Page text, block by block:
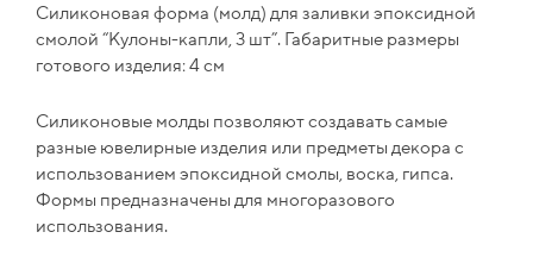
Силиконовая форма (молд) для заливки эпоксидной
смолой “Кулоны-капли, 3 шт”. Габаритные размеры
готового изделия: 4 см
Силиконовые молды позволяют создавать самые
разные ювелирные изделия или предметы декора с
использованием эпоксидной смолы, воска, гипса.
Формы предназначены для многоразового
использования.